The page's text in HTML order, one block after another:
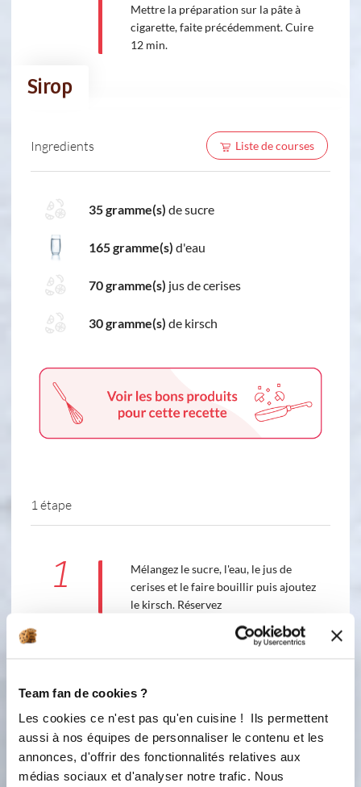
Team fan de cookies ?
Les cookies ce n'est pas qu'en cuisine ! Ils permettent
aussi à nos équipes de personnaliser le contenu et les
annonces, d'offrir des fonctionnalités relatives aux
médias sociaux et d'analyser notre trafic. Nous
Mettre la préparation sur la pâte à
cigarette, faite précédemment. Cuire
12 min.
Sirop
Ingredients Liste de courses
35 gramme(s) de sucre
165 gramme(s) d'eau
70 gramme(s) jus de cerises
30 gramme(s) de kirsch
1 étape
1
Mélangez le sucre, l'eau, le jus de
cerises et le faire bouillir puis ajoutez
le kirsch. Réservez
Mousse au chocolat
110 gramme(s) de chocolat